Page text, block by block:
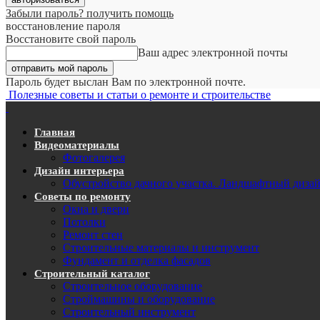
Забыли пароль? получить помощь
восстановление пароля
Восстановите свой пароль
Ваш адрес электронной почты
Пароль будет выслан Вам по электронной почте.
Полезные советы и статьи о ремонте и строительстве
Главная
Видеоматериалы
Фотогалерея
Дизайн интерьера
Обустройство дачного участка. Ландшафтный
Советы по ремонту
Окна и двери
Потолки
Ремонт стен
Строительные материалы и инструмент
Фундамент и отделка фасадов
Строительный каталог
Строительное оборудование
Строймашины и оборудование
Строительный инструмент